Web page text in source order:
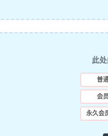
此
普
会
永久会